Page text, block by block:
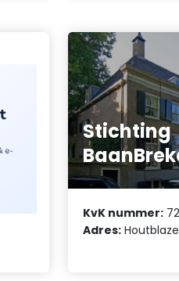
Stichting
KvK nummer:
Adres: